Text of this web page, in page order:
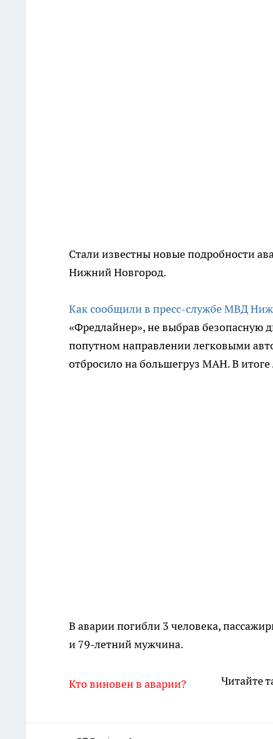
Стали известны новые подробности
Нижний Новгород.
Как сообщили в пресс-службе МВД
«Фредлайнер», не выбрав безопасную
попутном направлении легковыми
отбросило на большегруз МАН. В
В аварии погибли 3 человека,
и 79-летний мужчина.
Кто виновен в аварии? Читайте